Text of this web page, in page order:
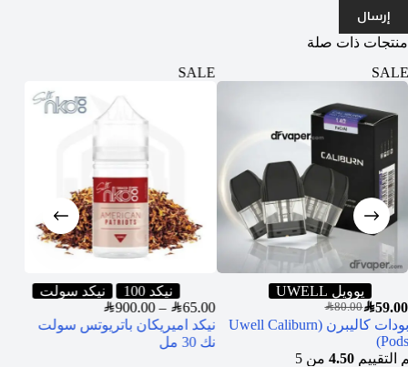
إرسال
منتجات ذات صلة
SALE
يوويل UWELL
SAR80.00SAR59.00
بودات كاليبرن (Uwell Caliburn
Pods)
التقييم4.50 من 5
SALE
نيكد 100
نيكد سولت
SAR65.00
–
SAR900.00
نيكد اميريكان باتريوتس سولت
نك 30 مل